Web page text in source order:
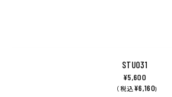
STU031
¥5,600
（ 税込¥6,160)